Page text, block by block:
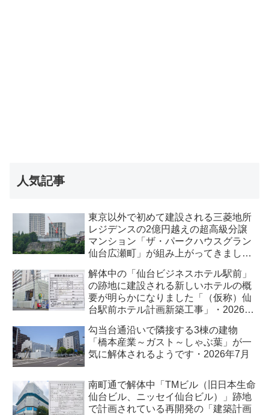
人気記事
東京以外で初めて建設される三菱地所
レジデンスの2億円越えの超高級分譲
マンション「ザ・パークハウスグラン
仙台広瀬町」が組み上がってきまし
解体中の「仙台ビジネスホテル駅前」
の跡地に建設される新しいホテルの概
要が明らかになりました「（仮称）仙
台駅前ホテル計画新築工事」・2026年
勾当台通沿いで隣接する3棟の建物
「橋本産業～ガスト～しゃぶ葉」が一
気に解体されるようです・2026年7月
南町通で解体中「TMビル（旧日本生命
仙台ビル、ニッセイ仙台ビル）」跡地
で計画されている再開発の「建築計画